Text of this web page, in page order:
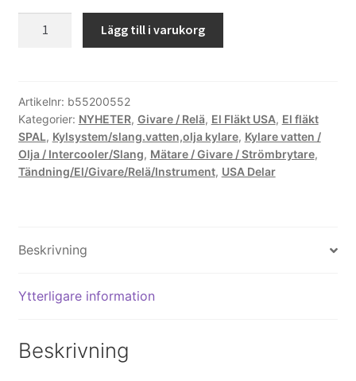
mängd
Lägg till i varukorg
Artikelnr: b55200552
Kategorier: NYHETER, Givare / Relä, El Fläkt USA, El fläkt
SPAL, Kylsystem/slang.vatten,olja kylare, Kylare vatten /
Olja / Intercooler/Slang, Mätare / Givare / Strömbrytare,
Tändning/El/Givare/Relä/Instrument, USA Delar
Beskrivning
Ytterligare information
Beskrivning